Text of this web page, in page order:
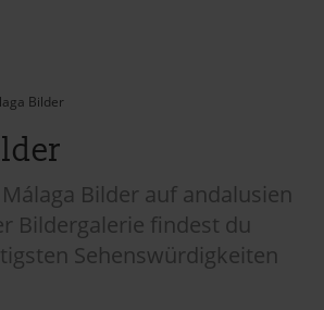
Bilder
Bilder auf andalusien
Bildergalerie findest du
Sehenswürdigkeiten